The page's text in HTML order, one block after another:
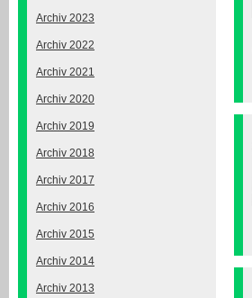
Archiv 2023
Archiv 2022
Archiv 2021
Archiv 2020
Archiv 2019
Archiv 2018
Archiv 2017
Archiv 2016
Archiv 2015
Archiv 2014
Archiv 2013